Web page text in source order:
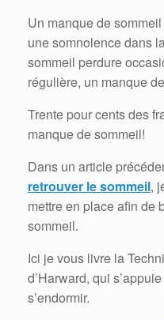
Un manque de
une somnolence dans
sommeil perdure
régulière, un manque
Trente pour cents des
manque de sommeil!
Dans un article
retrouver le sommeil,
mettre en place afin de
sommeil.
Ici je vous livre la
d’Harward, qui
s’endormir.